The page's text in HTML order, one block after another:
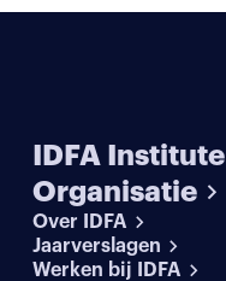
IDFA Institute
Organisatie
Over IDFA
Jaarverslagen
Werken bij IDFA